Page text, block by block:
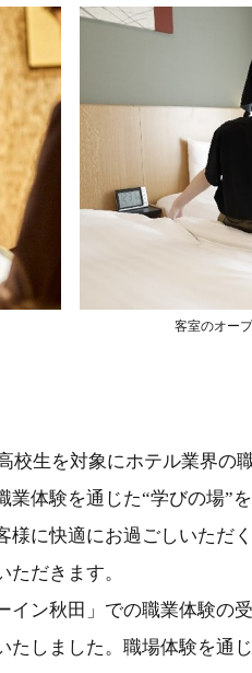
客室のオー
校生を対象にホテル業界の
体験を通じた“学びの場”
様に快適にお過ごしいただ
だきます。
ン秋田」での職業体験の
しました。職場体験を通